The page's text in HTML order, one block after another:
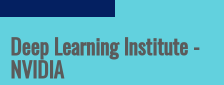
Deep Learning Institute -
NVIDIA